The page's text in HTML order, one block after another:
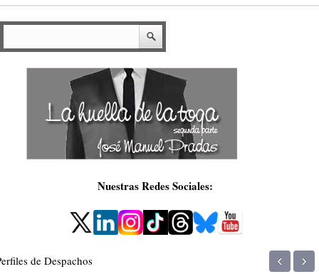
Nuestras Redes Sociales:
de Despachos ‹ ›